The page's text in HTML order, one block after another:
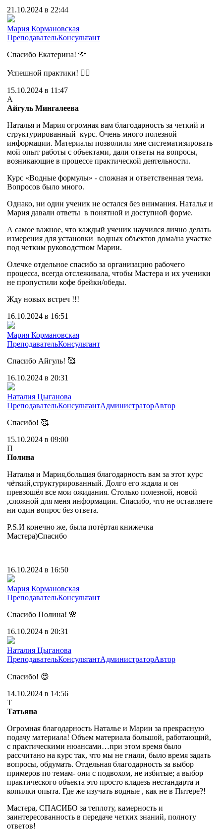
21.10.2024 в 22:44
Мария Кормановская
ПреподавательКонсультант
Спасибо Екатерина! 🩷
Успешной практики! 👍🏻
15.10.2024 в 11:47
А
Айгуль Мингалеева
Наталья и Мария огромная вам благодарность за четкий и
структурированный курс. Очень много полезной
информации. Материалы позволили мне систематизировать
мой опыт работы с объектами, дали ответы на вопросы,
возникающие в процессе практической деятельности.
Курс «Водные формулы» - сложная и ответственная тема.
Вопросов было много.
Однако, ни один ученик не остался без внимания. Наталья и
Мария давали ответы в понятной и доступной форме.
А самое важное, что каждый ученик научился лично делать
измерения для установки водных объектов дома/на участке
под четким руководством Марии.
Олечке отдельное спасибо за организацию рабочего
процесса, всегда отслеживала, чтобы Мастера и их ученики
не пропустили кофе брейки/обеды.
Жду новых встреч !!!
16.10.2024 в 16:51
Мария Кормановская
ПреподавательКонсультант
Спасибо Айгуль! 🥰
16.10.2024 в 20:31
Наталия Цыганова
ПреподавательКонсультантАдминистраторАвтор
Спасибо! 🥰
15.10.2024 в 09:00
П
Полина
Наталья и Мария,большая благодарность вам за этот курс
чёткий,структурированный. Долго его ждала и он
превзошёл все мои ожидания. Столько полезной, новой
,сложной для меня информации. Спасибо, что не оставляете
ни один вопрос без ответа.
P.S.И конечно же, была потёртая книжечка
Мастера)Спасибо
16.10.2024 в 16:50
Мария Кормановская
ПреподавательКонсультант
Спасибо Полина! 🌸
16.10.2024 в 20:31
Наталия Цыганова
ПреподавательКонсультантАдминистраторАвтор
Спасибо! 😍
14.10.2024 в 14:56
Т
Татьяна
Огромная благодарность Наталье и Марии за прекрасную
подачу материала! Объем материала большой, работающий,
с практическими нюансами…при этом время было
рассчитано на курс так, что мы не гнали, было время задать
вопросы, обдумать. Отдельная благодарность за выбор
примеров по темам- они с подвохом, не избитые; а выбор
практического объекта это просто кладезь нестандарта и
копилки опыта. Где же изучать водные , как не в Питере?!
Мастера, СПАСИБО за теплоту, камерность и
заинтересованность в передаче четких знаний, полноту
ответов!